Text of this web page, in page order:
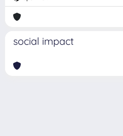
social impact